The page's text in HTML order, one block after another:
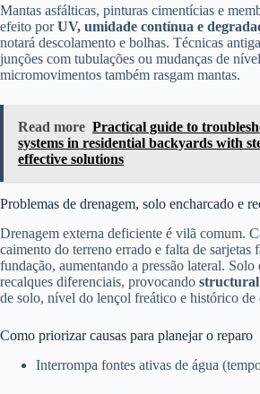
Mantas asfálticas, pinturas cimentícias e
efeito porUV, umidade contínua e
notará descolamento e bolhas. Técnicas
junções com tubulações ou mudanças de
micromovimentos também rasgam mantas.
Read more Practical guide to
systems in residential backyards with
effective solutions
Problemas de drenagem, solo encharcado e
Drenagem externa deficiente é vilã comum.
caimento do terreno errado e falta de sarjetas
fundação, aumentando a pressão lateral. Solo
recalques diferenciais, provocando
de solo, nível do lençol freático e histórico de
Como priorizar causas para planejar o reparo
Interrompa fontes ativas de água